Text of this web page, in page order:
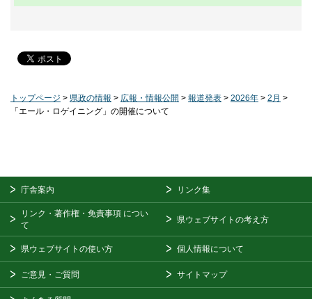
トップページ > 県政の情報 > 広報・情報公開 > 報道発表 > 2026年 > 2月 >
「エール・ロゲイニング」の開催について
庁舎案内 リンク集
リンク・著作権・免責事項 につい
て
県ウェブサイトの考え方
県ウェブサイトの使い方 個人情報について
ご意見・ご質問 サイトマップ